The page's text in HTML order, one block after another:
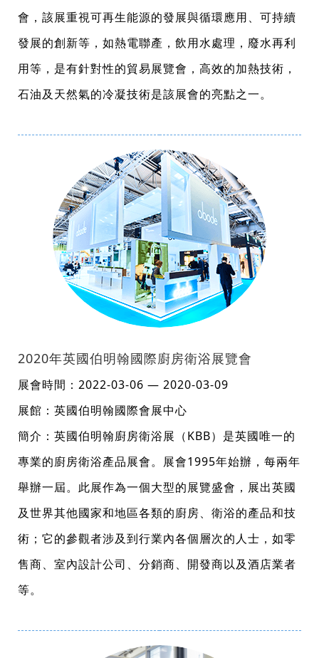
會，該展重視可再生能源的發展與循環應用、可持續
發展的創新等，如熱電聯產，飲用水處理，廢水再利
用等，是有針對性的貿易展覽會，高效的加熱技術，
石油及天然氣的冷凝技術是該展會的亮點之一。
2020年英國伯明翰國際廚房衛浴展覽會
展會時間：2022-03-06 — 2020-03-09
展館：英國伯明翰國際會展中心
簡介：英國伯明翰廚房衛浴展（KBB）是英國唯一的
專業的廚房衛浴產品展會。展會1995年始辦，每兩年
舉辦一屆。此展作為一個大型的展覽盛會，展出英國
及世界其他國家和地區各類的廚房、衛浴的產品和技
術；它的參觀者涉及到行業內各個層次的人士，如零
售商、室內設計公司、分銷商、開發商以及酒店業者
等。